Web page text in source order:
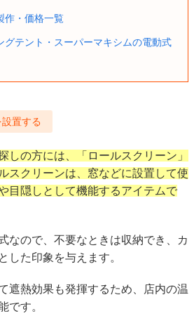
作・価格一覧
グテント・スーパーマキシムの電動式
置する
しの方には、「ロールスクリーン」
スクリーンは、窓などに設置して使
目隠しとして機能するアイテムで
なので、不要なときは収納でき、カ
した印象を与えます。
遮熱効果も発揮するため、店内の温
です。